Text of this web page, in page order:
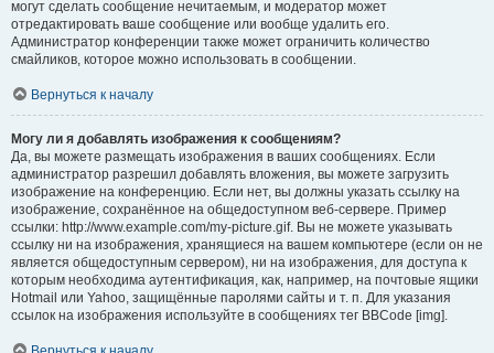
могут сделать сообщение нечитаемым, и модератор может
отредактировать ваше сообщение или вообще удалить его.
Администратор конференции также может ограничить количество
смайликов, которое можно использовать в сообщении.
Вернуться к началу
Могу ли я добавлять изображения к сообщениям?
Да, вы можете размещать изображения в ваших сообщениях. Если
администратор разрешил добавлять вложения, вы можете загрузить
изображение на конференцию. Если нет, вы должны указать ссылку на
изображение, сохранённое на общедоступном веб-сервере. Пример
ссылки: http://www.example.com/my-picture.gif. Вы не можете указывать
ссылку ни на изображения, хранящиеся на вашем компьютере (если он не
является общедоступным сервером), ни на изображения, для доступа к
которым необходима аутентификация, как, например, на почтовые ящики
Hotmail или Yahoo, защищённые паролями сайты и т. п. Для указания
ссылок на изображения используйте в сообщениях тег BBCode [img].